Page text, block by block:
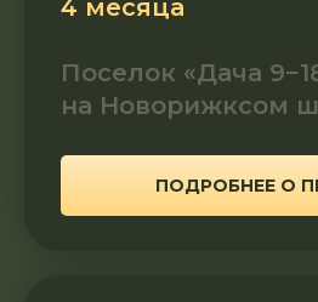
4 месяца
Поселок «Дача
на Новорижксом
ПОДРОБНЕЕ О